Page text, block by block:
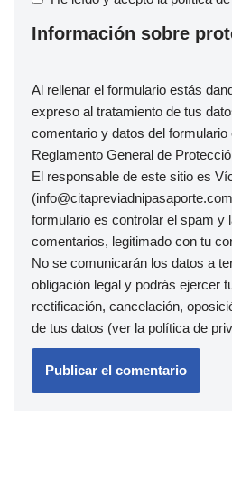
Información sobre
Al rellenar el formulario estás
expreso al tratamiento de tus
comentario y datos del
Reglamento General de
El responsable de este sitio es
formulario es controlar el spam y
comentarios, legitimado con tu
No se comunicarán los datos a
obligación legal y podrás ejercer
rectificación, cancelación,
de tus datos (ver la política de